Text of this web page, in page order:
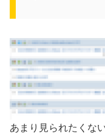
あまり見られたくな